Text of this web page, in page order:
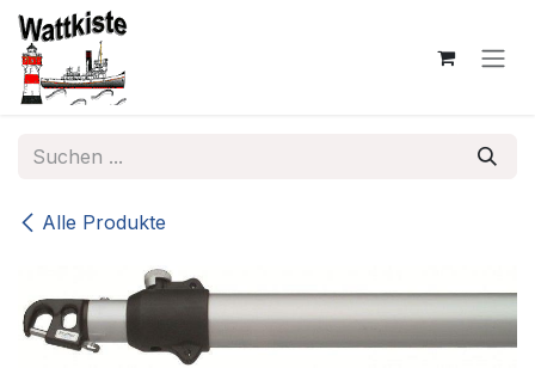
Zum Inhalt springen
Alle Produkte